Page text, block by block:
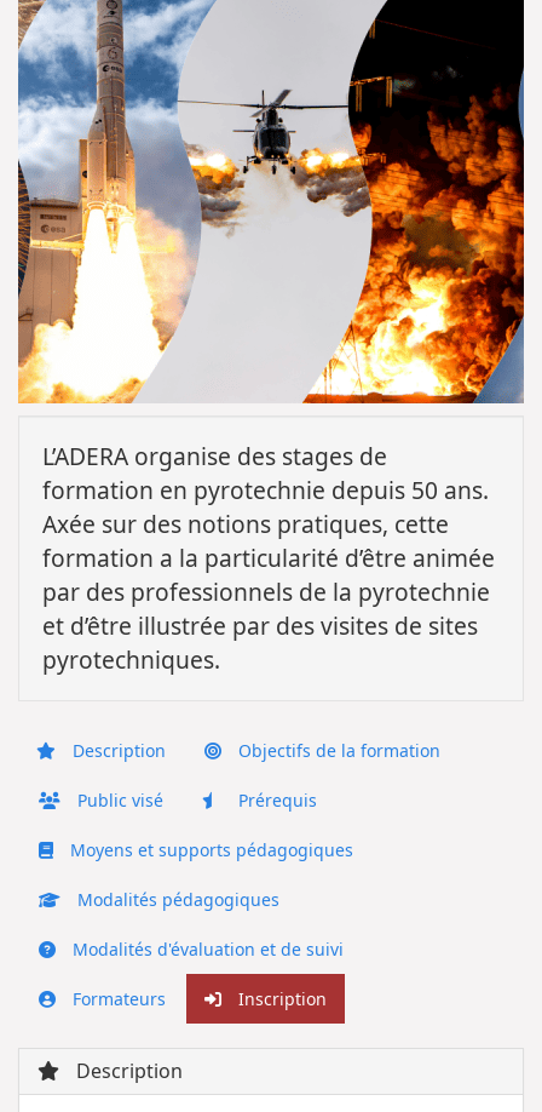
L’ADERA organise des stages de
formation en pyrotechnie depuis 50 ans.
Axée sur des notions pratiques, cette
formation a la particularité d’être animée
par des professionnels de la pyrotechnie
et d’être illustrée par des visites de sites
pyrotechniques.
Description Objectifs de la formation
Public visé Prérequis
Moyens et supports pédagogiques
Modalités pédagogiques
Modalités d'évaluation et de suivi
Formateurs Inscription
Description